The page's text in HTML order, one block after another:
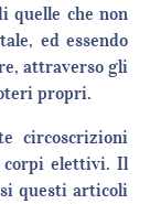
quelle che non
ed essendo
attraverso gli
propri.
circoscrizioni
corpi elettivi. Il
questi articoli